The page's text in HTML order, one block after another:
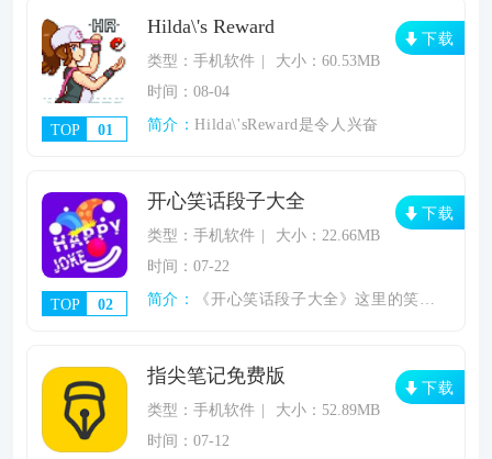
TOP 01
Hilda\'s Reward
类型：手机软件
大小：60.53MB
时间：08-04
简介：Hilda\'sReward是令人兴奋
下载
TOP 02
开心笑话段子大全
类型：手机软件
大小：22.66MB
时间：07-22
简介：
《开心笑话段子大全》这里的笑话种类非常的
下载
指尖笔记免费版
类型：手机软件
大小：52.89MB
时间：07-12
下载